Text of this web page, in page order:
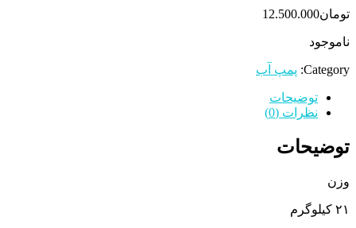
تومان12.500.000
ناموجود
Category: پمپ آب
توضیحات
نظرات (0)
توضیحات
وزن
۲۱ کیلوگرم